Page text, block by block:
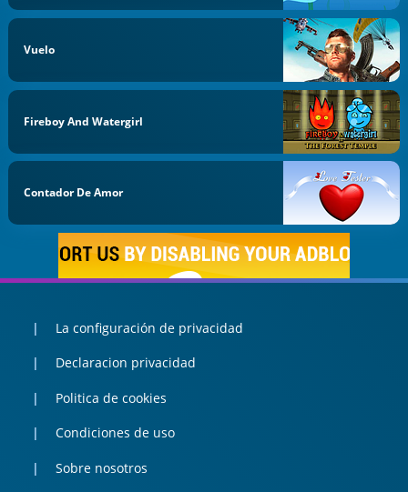
Vuelo
Fireboy And Watergirl
Contador De Amor
La configuración de privacidad
Declaracion privacidad
Politica de cookies
Condiciones de uso
Sobre nosotros